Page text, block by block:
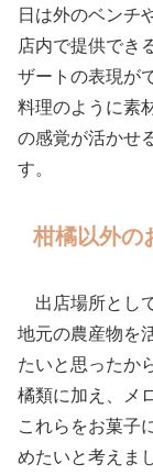
日は外のベンチ
店内で提供でき
ザートの表現が
料理のように素
の感覚が活かせ
す。
柑橘以外の
出店場所とし
地元の農産物を
たいと思ったか
橘類に加え、メ
これらをお菓子
めたいと考えま